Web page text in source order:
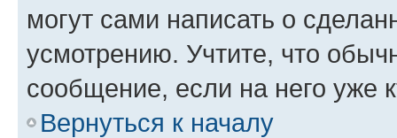
могут сами написать о
усмотрению. Учтите, что
сообщение, если на него уже
Вернуться к началу